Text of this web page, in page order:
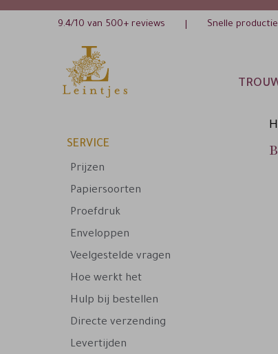
9.4/10 van 500+ reviews Snelle productie
SERVICE
Prijzen
Papiersoorten
Proefdruk
Enveloppen
Veelgestelde vragen
Hoe werkt het
Hulp bij bestellen
Directe verzending
Levertijden